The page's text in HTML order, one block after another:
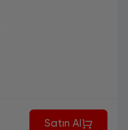
Satın Al